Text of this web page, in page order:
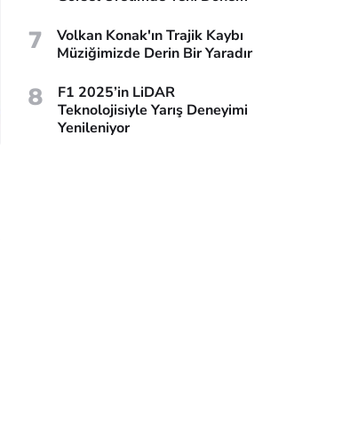
7
Volkan Konak'ın Trajik Kaybı
Müziğimizde Derin Bir Yaradır
8
F1 2025’in LiDAR
Teknolojisiyle Yarış Deneyimi
Yenileniyor